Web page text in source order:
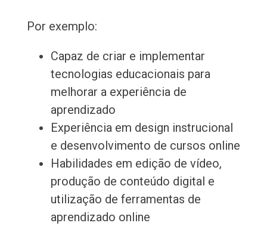
Por exemplo:
Capaz de criar e implementar
tecnologias educacionais para
melhorar a experiência de
aprendizado
Experiência em design instrucional
e desenvolvimento de cursos online
Habilidades em edição de vídeo,
produção de conteúdo digital e
utilização de ferramentas de
aprendizado online